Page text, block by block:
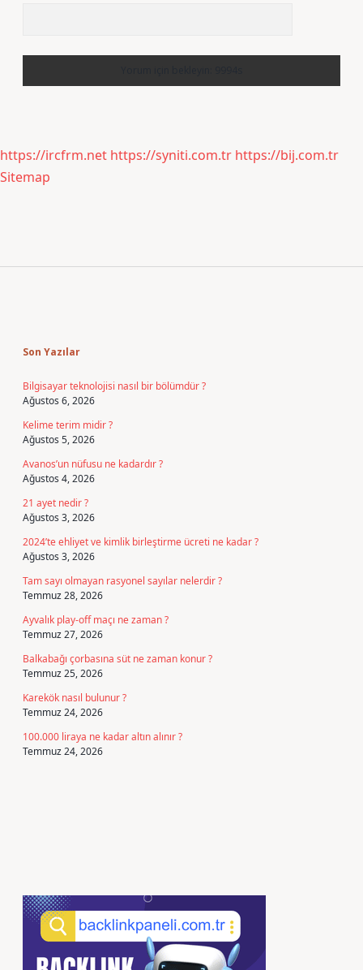
https://ircfrm.net https://syniti.com.tr https://bij.com.tr
Sitemap
Son Yazılar
Bilgisayar teknolojisi nasıl bir bölümdür ?
Ağustos 6, 2026
Kelime terim midir ?
Ağustos 5, 2026
Avanos’un nüfusu ne kadardır ?
Ağustos 4, 2026
21 ayet nedir ?
Ağustos 3, 2026
2024’te ehliyet ve kimlik birleştirme ücreti ne kadar ?
Ağustos 3, 2026
Tam sayı olmayan rasyonel sayılar nelerdir ?
Temmuz 28, 2026
Ayvalık play-off maçı ne zaman ?
Temmuz 27, 2026
Balkabağı çorbasına süt ne zaman konur ?
Temmuz 25, 2026
Karekök nasıl bulunur ?
Temmuz 24, 2026
100.000 liraya ne kadar altın alınır ?
Temmuz 24, 2026